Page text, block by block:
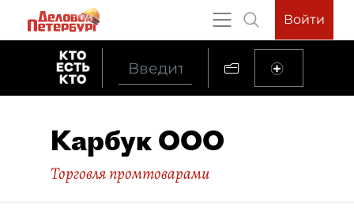
Войти
Карбук ООО
Торговля промтоварами